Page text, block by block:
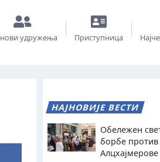
удружења Приступница
НАЈНОВИЈЕ ВЕСТИ
Обележен
борбе против